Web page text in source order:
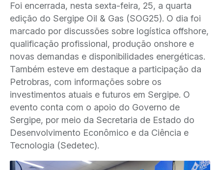
Foi encerrada, nesta sexta-feira, 25, a quarta
edição do Sergipe Oil & Gas (SOG25). O dia foi
marcado por discussões sobre logística offshore,
qualificação profissional, produção onshore e
novas demandas e disponibilidades energéticas.
Também esteve em destaque a participação da
Petrobras, com informações sobre os
investimentos atuais e futuros em Sergipe. O
evento conta com o apoio do Governo de
Sergipe, por meio da Secretaria de Estado do
Desenvolvimento Econômico e da Ciência e
Tecnologia (Sedetec).